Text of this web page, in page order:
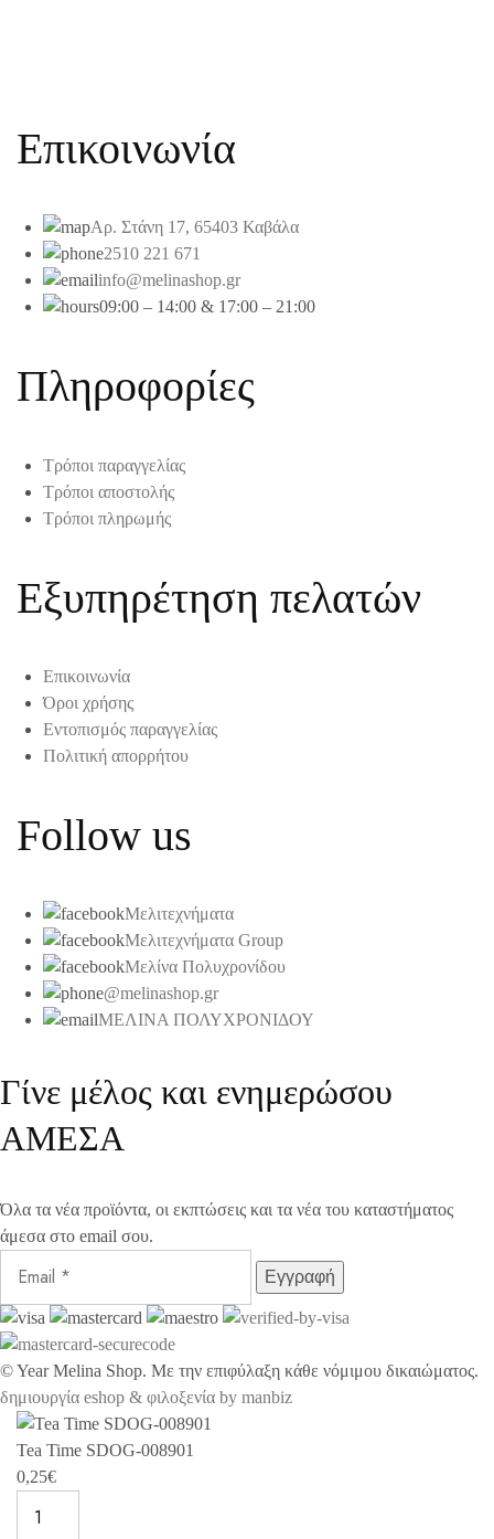
Επικοινωνία
Αρ. Στάνη 17, 65403 Καβάλα
2510 221 671
info@melinashop.gr
09:00 – 14:00 & 17:00 – 21:00
Πληροφορίες
Τρόποι παραγγελίας
Τρόποι αποστολής
Τρόποι πληρωμής
Εξυπηρέτηση πελατών
Επικοινωνία
Όροι χρήσης
Εντοπισμός παραγγελίας
Πολιτική απορρήτου
Follow us
Μελιτεχνήματα
Μελιτεχνήματα Group
Μελίνα Πολυχρονίδου
@melinashop.gr
ΜΕΛΙΝΑ ΠΟΛΥΧΡΟΝΙΔΟΥ
Γίνε μέλος και ενημερώσου
ΑΜΕΣΑ
Όλα τα νέα προϊόντα, οι εκπτώσεις και τα νέα του καταστήματος
άμεσα στο email σου.
©YearMelina Shop. Με την επιφύλαξη κάθε νόμιμου δικαιώματος.
δημιουργία eshop & φιλοξενία by manbiz
Tea Time SDOG-008901
0,25€